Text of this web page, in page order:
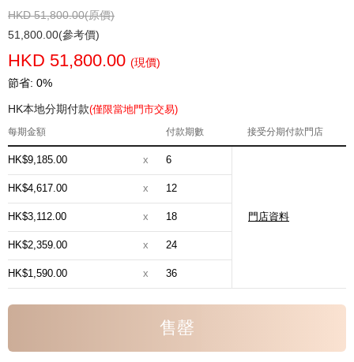
HKD 51,800.00(原價)
51,800.00(參考價)
HKD 51,800.00 (現價)
節省: 0%
HK本地分期付款(僅限當地門市交易)
每期金額 付款期數 接受分期付款門店
HK$9,185.00 x 6
門店資料
HK$4,617.00 x 12
HK$3,112.00 x 18
HK$2,359.00 x 24
HK$1,590.00 x 36
售罄